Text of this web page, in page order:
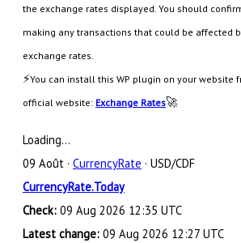
the exchange rates displayed. You should
making any transactions that could be affected
exchange rates.
⚡You can install this WP plugin on your website
official website: Exchange Rates🚀
Loading...
09 Août · CurrencyRate · USD/CDF
CurrencyRate.Today
Check: 09 Aug 2026 12:35 UTC
Latest change: 09 Aug 2026 12:27 UTC